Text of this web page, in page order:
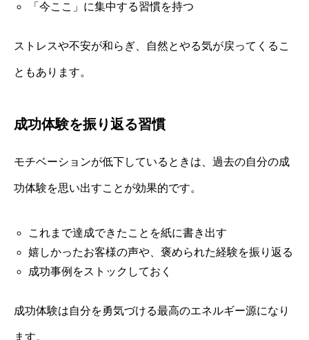
「今ここ」に集中する習慣を持つ
ストレスや不安が和らぎ、自然とやる気が戻ってくるこ
ともあります。
成功体験を振り返る習慣
モチベーションが低下しているときは、過去の自分の成
功体験を思い出すことが効果的です。
これまで達成できたことを紙に書き出す
嬉しかったお客様の声や、褒められた経験を振り返る
成功事例をストックしておく
成功体験は自分を勇気づける最高のエネルギー源になり
ます。